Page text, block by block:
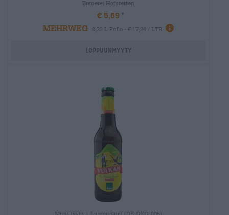
Brauerei Hofstetten
€ 5,69
MEHRWEG
0,33 L Pullo - € 17,24 / LTR
Loppuunmyyty